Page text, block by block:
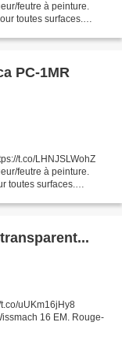
feutre à peinture.
toutes surfaces.
PC-1MR
t.co/LHNJSLWohZ
feutre à peinture.
toutes surfaces.
uUKm16jHy8
16 EM. Rouge-